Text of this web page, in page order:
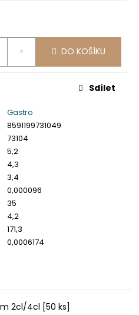
DO KOŠÍKU
Gastro
8591199731049
73104
5,2
4,3
3,4
0,000096
35
4,2
171,3
0,0006174
Sdílet
2cl/4cl [50 ks]